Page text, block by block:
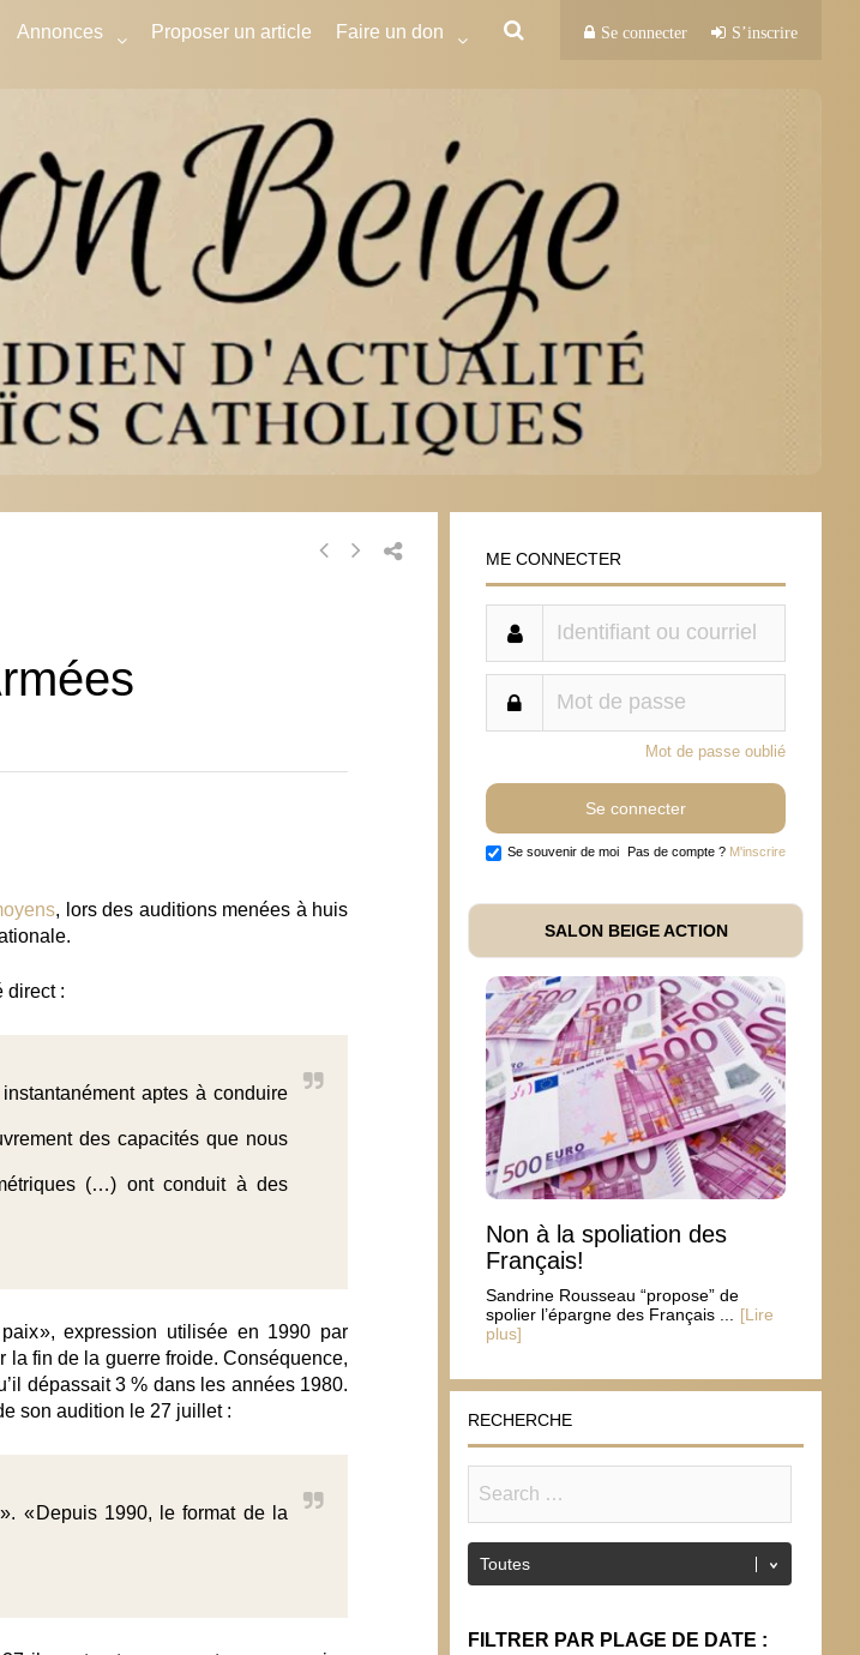
Annonces Proposer un article Faire un don Se connecter S’inscrire
, lors des auditions menées à huis
direct :
aptes à conduire
des capacités que nous
(…) ont conduit à des
», expression utilisée en 1990 par
la fin de la guerre froide. Conséquence,
dépassait 3 % dans les années 1980.
son audition le 27 juillet :
« Depuis 1990, le format de la
ME CONNECTER
Mot de passe oublié
Se souvenir de moi Pas de compte ? M'inscrire
SALON BEIGE ACTION
Non à la spoliation des
Français!
Sandrine Rousseau “propose” de
spolier l’épargne des Français ...
[Lire
plus]
RECHERCHE
FILTRER PAR PLAGE DE DATE :